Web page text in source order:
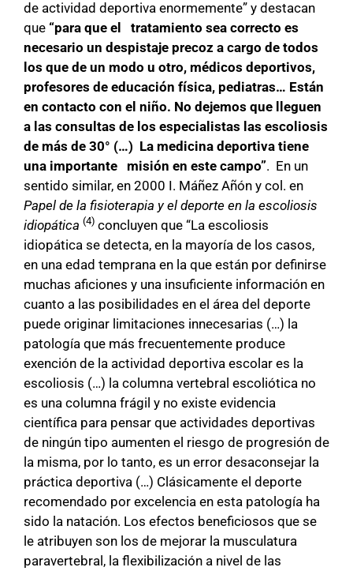
de actividad deportiva enormemente” y destacan
que “para que el tratamiento sea correcto es
necesario un despistaje precoz a cargo de todos
los que de un modo u otro, médicos deportivos,
profesores de educación física, pediatras… Están
en contacto con el niño. No dejemos que lleguen
a las consultas de los especialistas las escoliosis
de más de 30° (…) La medicina deportiva tiene
una importante misión en este campo”. En un
sentido similar, en 2000 I. Máñez Añón y col. en
Papel de la fisioterapia y el deporte en la escoliosis
idiopática (4) concluyen que “La escoliosis
idiopática se detecta, en la mayoría de los casos,
en una edad temprana en la que están por definirse
muchas aficiones y una insuficiente información en
cuanto a las posibilidades en el área del deporte
puede originar limitaciones innecesarias (…) la
patología que más frecuentemente produce
exención de la actividad deportiva escolar es la
escoliosis (…) la columna vertebral escoliótica no
es una columna frágil y no existe evidencia
científica para pensar que actividades deportivas
de ningún tipo aumenten el riesgo de progresión de
la misma, por lo tanto, es un error desaconsejar la
práctica deportiva (…) Clásicamente el deporte
recomendado por excelencia en esta patología ha
sido la natación. Los efectos beneficiosos que se
le atribuyen son los de mejorar la musculatura
paravertebral, la flexibilización a nivel de las